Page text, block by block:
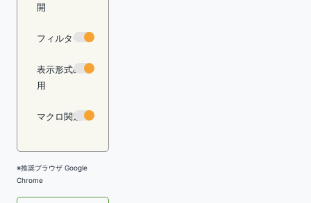
開
フィルター
表示形式の適
用
マクロ関連
※推奨ブラウザ Google
Chrome